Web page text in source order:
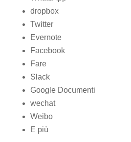
dropbox
Twitter
Evernote
Facebook
Fare
Slack
Google Documenti
wechat
Weibo
E più